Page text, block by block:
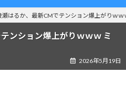
瀬はるか、最新CMでテンション爆上がりｗ
ンション爆上がりｗｗｗ ミ
2026年5月19日